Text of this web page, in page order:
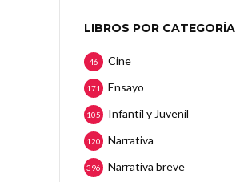
LIBROS POR CATEGORÍA
Cine
46
Ensayo
171
Infantil y Juvenil
105
Narrativa
120
Narrativa breve
396